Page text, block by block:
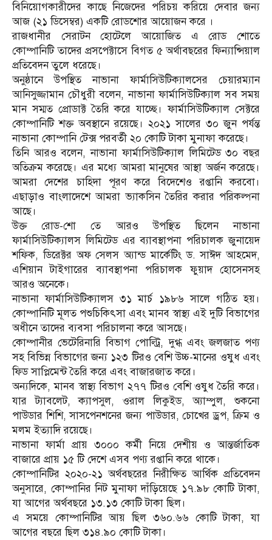
বিনিয়োগকারীদের কাছে নিজেদের পরিচয় করিয়ে দেবার জন্য
আজ (২১ ডিসেম্বর) একটি রোডশোর আয়োজন করে ।
রাজধানীর সেরাটন হোটেলে আয়োজিত এ রোড শোতে
কোম্পানিটি তাদের প্রসপেক্টাসে বিগত ৫ অর্থাবছরের ফিন্যান্সিয়াল
প্রতিবেদন তুলে ধরেছে।
অনুষ্ঠানে উপস্থিত নাভানা ফার্মাসিউটিক্যালসের চেয়ারম্যান
আনিসুজ্জামান চৌধুরী বলেন, নাভানা ফার্মাসিউটিক্যাল সব সময়
মান সম্মত প্রোডাক্ট তৈরি করে যাচ্ছে। ফার্মাসিউটিক্যাল সেক্টরে
কোম্পানিটি শক্ত অবস্থানে রয়েছে। ২০২১ সালের ৩০ জুন পর্যন্ত
নাভানা কোম্পানি টেক্স পরবর্তী ২০ কোটি টাকা মুনাফা করেছে।
তিনি আরও বলেন, নাভানা ফার্মাসিউটিক্যাল লিমিটেড ৩০ বছর
অতিক্রম করেছে। এর মধ্যে আমরা মানুষের আস্থা অর্জন করেছে।
আমরা দেশের চাহিদা পূরণ করে বিদেশেও রপ্তানি করবো।
এছাড়াও বাংলাদেশে আমরা ভ্যাকসিন তৈরির করার পরিকল্পনা
আছে।
উক্ত রোড-শো তে আরও উপস্থিত ছিলেন নাভানা
ফার্মাসিউটিক্যালস লিমিটেড এর ব্যাবস্থাপনা পরিচালক জুনায়েদ
শফিক, ডিরেক্টর অফ সেলস অ্যান্ড মার্কেটিং ড. সাঈদ আহমেদ,
এশিয়ান টাইগারের ব্যাবস্থাপনা পরিচালক ফুয়াদ হোসেনসহ
আরও অনেকে।
নাভানা ফার্মাসিউটিক্যালস ৩১ মার্চ ১৯৮৬ সালে গঠিত হয়।
কোম্পানিটি মূলত পশুচিকিৎসা এবং মানব স্বাস্থ্য এই দুটি বিভাগের
অধীনে তাদের ব্যবসা পরিচালনা করে আসছে।
কোম্পানীর ভেটেরিনারি বিভাগ পোল্ট্রি, দুগ্ধ এবং জলজাত পণ্য
সহ বিভিন্ন বিভাগের জন্য ১২৩ টিরও বেশি উচ্চ-মানের ওষুধ এবং
ফিড সাপ্লিমেন্ট তৈরি করে এবং বাজারজাত করে।
অন্যদিকে, মানব স্বাস্থ্য বিভাগ ২৭৭ টিরও বেশি ওষুধ তৈরি করে।
যার ট্যাবলেট, ক্যাপসুল, ওরাল লিকুইড, অ্যাম্পুল, শুকনো
পাউডার শিশি, সাসপেনশনের জন্য পাউডার, চোখের ড্রপ, ক্রিম ও
মলম ইত্যাদি রয়েছে।
নাভানা ফার্মা প্রায় ৩০০০ কর্মী নিয়ে দেশীয় ও আন্তর্জাতিক
বাজারে প্রায় ১৫ টি দেশে এসব পণ্য রপ্তানি করে থাকে।
কোম্পানিটির ২০২০-২১ অর্থবছরের নিরীক্ষিত আর্থিক প্রতিবেদন
অনুসারে, কোম্পানির নিট মুনাফা দাঁড়িয়েছে ১৭.৯৮ কোটি টাকা,
যা আগের অর্থবছরে ১৩.১৩ কোটি টাকা ছিল।
এ সময়ে কোম্পানিটির আয় ছিল ৩৬০.৬৬ কোটি টাকা, যা
আগের বছরে ছিল ৩১৪.৯০ কোটি টাকা।